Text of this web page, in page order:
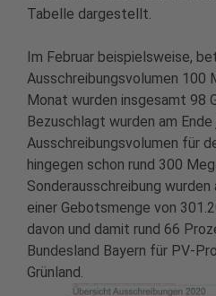
Tabelle dargestellt.
Im Februar beispielsweise,
Ausschreibungsvolumen 100
Monat wurden insgesamt 98
Bezuschlagt wurden am
Ausschreibungsvolumen für
hingegen schon rund 300
Sonderausschreibung
einer Gebotsmenge von
davon und damit rund 66
Bundesland Bayern für PV-
Grünland.